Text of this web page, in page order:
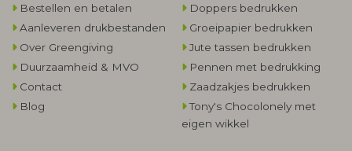
Bestellen en betalen
Aanleveren drukbestanden
Over Greengiving
Duurzaamheid & MVO
Contact
Blog
Doppers bedrukken
Groeipapier bedrukken
Jute tassen bedrukken
Pennen met bedrukking
Zaadzakjes bedrukken
Tony's Chocolonely met
eigen wikkel